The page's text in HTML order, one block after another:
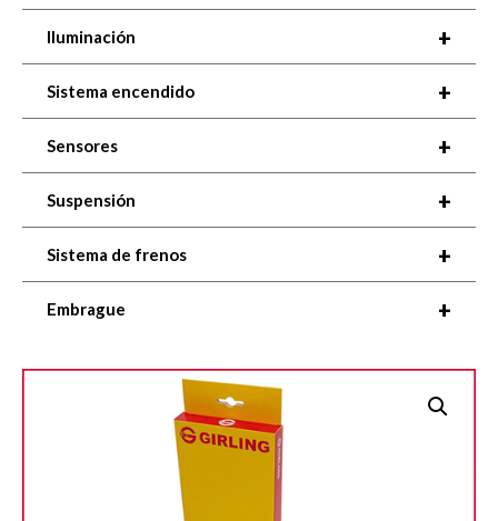
+
Iluminación
+
Sistema encendido
+
Sensores
+
Suspensión
+
Sistema de frenos
+
Embrague